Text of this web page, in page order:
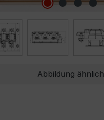
Abbildung ähnlich